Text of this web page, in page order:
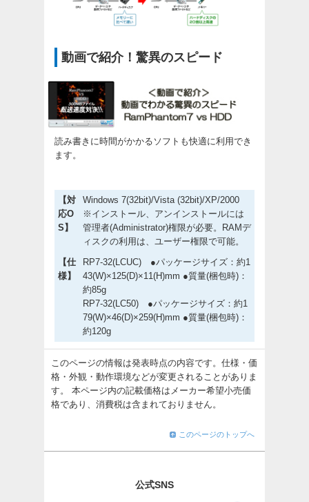
動画で紹介！驚異のスピード
読み書きに時間がかかるソフトも快適に利用でき
ます。
【対
応O
S】
Windows 7(32bit)/Vista (32bit)/XP/2000
※インストール、アンインストールには
管理者(Administrator)権限が必要。RAMデ
ィスクの利用は、ユーザー権限で可能。
【仕
様】
RP7-32(LCUC) ●パッケージサイズ：約1
43(W)×125(D)×11(H)mm ●質量(梱包時)：
約85g
RP7-32(LC50) ●パッケージサイズ：約1
79(W)×46(D)×259(H)mm ●質量(梱包時)：
約120g
このページの情報は発表時点の内容です。仕様・価
格・外観・動作環境などが変更されることがありま
す。 本ページ内の記載価格はメーカー希望小売価
格であり、消費税は含まれておりません。
このページのトップへ
公式SNS